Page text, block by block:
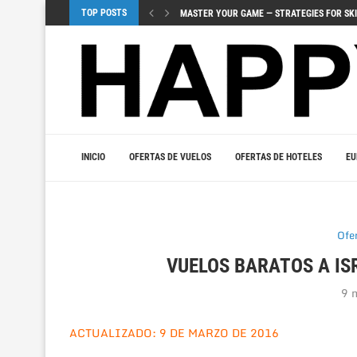
TOP POSTS MASTER YOUR GAME — STRATEGIES FOR
INICIO OFERTAS DE VUELOS OFERTAS DE HOTELES
VUELOS BARATOS A
9
ACTUALIZADO: 9 DE MARZO DE 2016